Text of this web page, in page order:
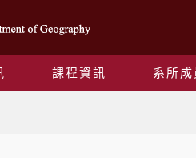
課程資訊 系所成